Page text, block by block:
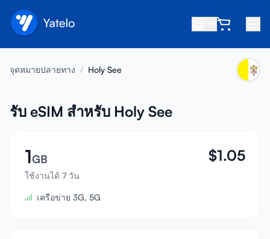
เกี่ยวกับเรา
แนะนำเพื่อน
เป็นพันธมิตร
ศูนย์ช่วยเหลือ
จุดหมายปลายทาง / Holy See
รับ eSIM สำหรับ Holy See
1GB
ใช้งานได้ 7 วัน
$1.05
เครือข่าย 3G, 5G